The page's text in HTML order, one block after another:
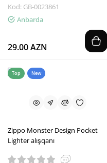
Kod: GB-0023861
Anbarda
29.00 AZN
Top New
Zippo Monster Design Pocket
Lighter alışqanı